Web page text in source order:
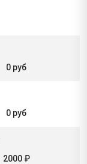
0 руб
0 руб
2000 ₽